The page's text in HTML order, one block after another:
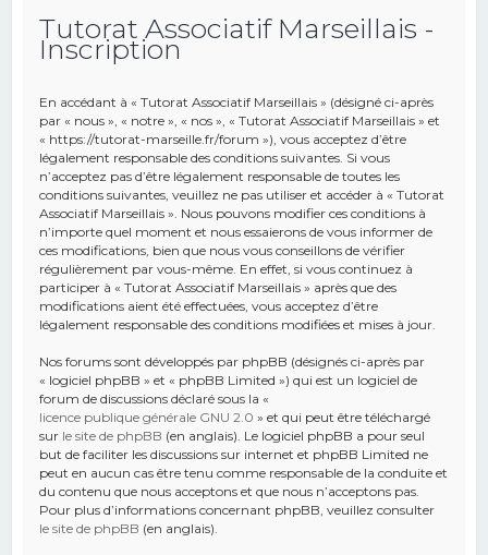
Tutorat Associatif Marseillais -
Inscription
En accédant à « Tutorat Associatif Marseillais » (désigné ci-après
par « nous », « notre », « nos », « Tutorat Associatif Marseillais » et
« https://tutorat-marseille.fr/forum »), vous acceptez d’être
légalement responsable des conditions suivantes. Si vous
n’acceptez pas d’être légalement responsable de toutes les
conditions suivantes, veuillez ne pas utiliser et accéder à « Tutorat
Associatif Marseillais ». Nous pouvons modifier ces conditions à
n’importe quel moment et nous essaierons de vous informer de
ces modifications, bien que nous vous conseillons de vérifier
régulièrement par vous-même. En effet, si vous continuez à
participer à « Tutorat Associatif Marseillais » après que des
modifications aient été effectuées, vous acceptez d’être
légalement responsable des conditions modifiées et mises à jour.
Nos forums sont développés par phpBB (désignés ci-après par
« logiciel phpBB » et « phpBB Limited ») qui est un logiciel de
forum de discussions déclaré sous la «
licence publique générale GNU 2.0 » et qui peut être téléchargé
sur le site de phpBB (en anglais). Le logiciel phpBB a pour seul
but de faciliter les discussions sur internet et phpBB Limited ne
peut en aucun cas être tenu comme responsable de la conduite et
du contenu que nous acceptons et que nous n’acceptons pas.
Pour plus d’informations concernant phpBB, veuillez consulter
le site de phpBB (en anglais).